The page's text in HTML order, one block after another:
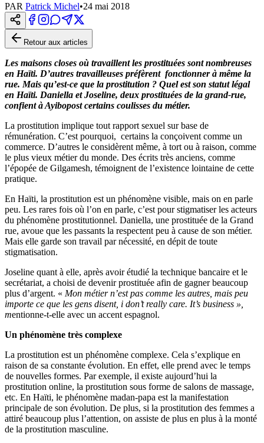
PAR Patrick Michel•24 mai 2018
Retour aux articles
Les maisons closes où travaillent les prostituées sont nombreuses
en Haïti. D’autres travailleuses préfèrent fonctionner à même la
rue. Mais qu’est-ce que la prostitution ? Quel est son statut légal
en Haïti. Daniella et Joseline, deux prostituées de la grand-rue,
confient à Ayibopost certains coulisses du métier.
La prostitution implique tout rapport sexuel sur base de
rémunération. C’est pourquoi, certains la conçoivent comme un
commerce. D’autres le considèrent même, à tort ou à raison, comme
le plus vieux métier du monde. Des écrits très anciens, comme
l’épopée de Gilgamesh, témoignent de l’existence lointaine de cette
pratique.
En Haïti, la prostitution est un phénomène visible, mais on en parle
peu. Les rares fois où l’on en parle, c’est pour stigmatiser les acteurs
du phénomène prostitutionnel. Daniella, une prostituée de la Grand
rue, avoue que les passants la respectent peu à cause de son métier.
Mais elle garde son travail par nécessité, en dépit de toute
stigmatisation.
Joseline quant à elle, après avoir étudié la technique bancaire et le
secrétariat, a choisi de devenir prostituée afin de gagner beaucoup
plus d’argent. « Mon métier n’est pas comme les autres, mais peu
importe ce que les gens disent, i don’t really care. It’s business »,
mentionne-t-elle avec un accent espagnol.
Un phénomène très complexe
La prostitution est un phénomène complexe. Cela s’explique en
raison de sa constante évolution. En effet, elle prend avec le temps
de nouvelles formes. Par exemple, il existe aujourd’hui la
prostitution online, la prostitution sous forme de salons de massage,
etc. En Haïti, le phénomène madan-papa est la manifestation
principale de son évolution. De plus, si la prostitution des femmes a
attiré beaucoup plus l’attention, on assiste de plus en plus à la monté
de la prostitution masculine.